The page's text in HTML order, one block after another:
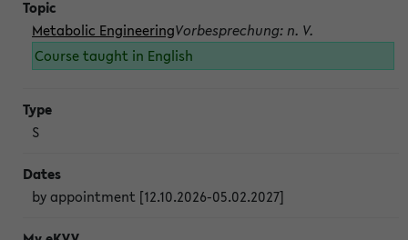
Metabolic EngineeringVorbesprechung: n. V.
Course taught in English
S
by appointment [12.10.2026-05.02.2027]